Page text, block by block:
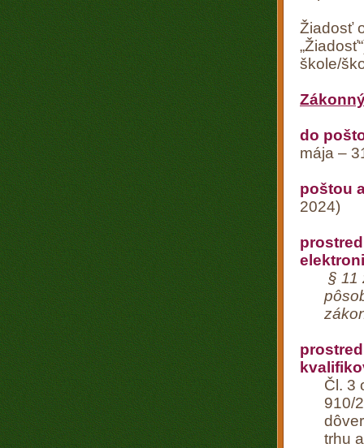
Žiadosť
škole/
do
mája –
poštou
2024)
§ 11
Čl. 3
910/
trhu